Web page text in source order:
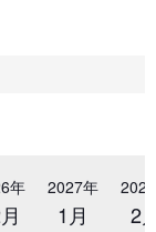
年 2027年
1月 2